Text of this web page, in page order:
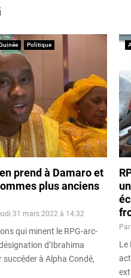
Politique
prend à Damaro et
plus anciens
31 mars 2022 à 14:32
qui minent le RPG-arc-
d’Ibrahima
à Alpha Condé,
Par
Le